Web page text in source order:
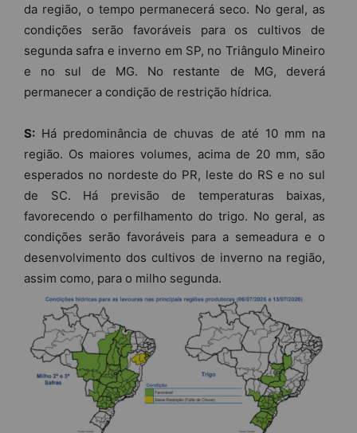
da região, o tempo permanecerá seco. No geral, as
condições serão favoráveis para os cultivos de
segunda safra e inverno em SP, no Triângulo Mineiro
e no sul de MG. No restante de MG, deverá
permanecer a condição de restrição hídrica.
S: Há predominância de chuvas de até 10 mm na
região. Os maiores volumes, acima de 20 mm, são
esperados no nordeste do PR, leste do RS e no sul
de SC. Há previsão de temperaturas baixas,
favorecendo o perfilhamento do trigo. No geral, as
condições serão favoráveis para a semeadura e o
desenvolvimento dos cultivos de inverno na região,
assim como, para o milho segunda.